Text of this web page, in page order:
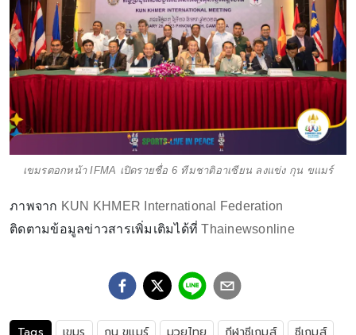
เขมรตอกหน้า IFMA เปิดรายชื่อ 6 ทีมชาติอาเซียน ลงแข่ง กุน ขแมร์
ภาพจาก KUN KHMER International Federation
ติดตามข้อมูลข่าวสารเพิ่มเติมได้ที่Thainewsonline